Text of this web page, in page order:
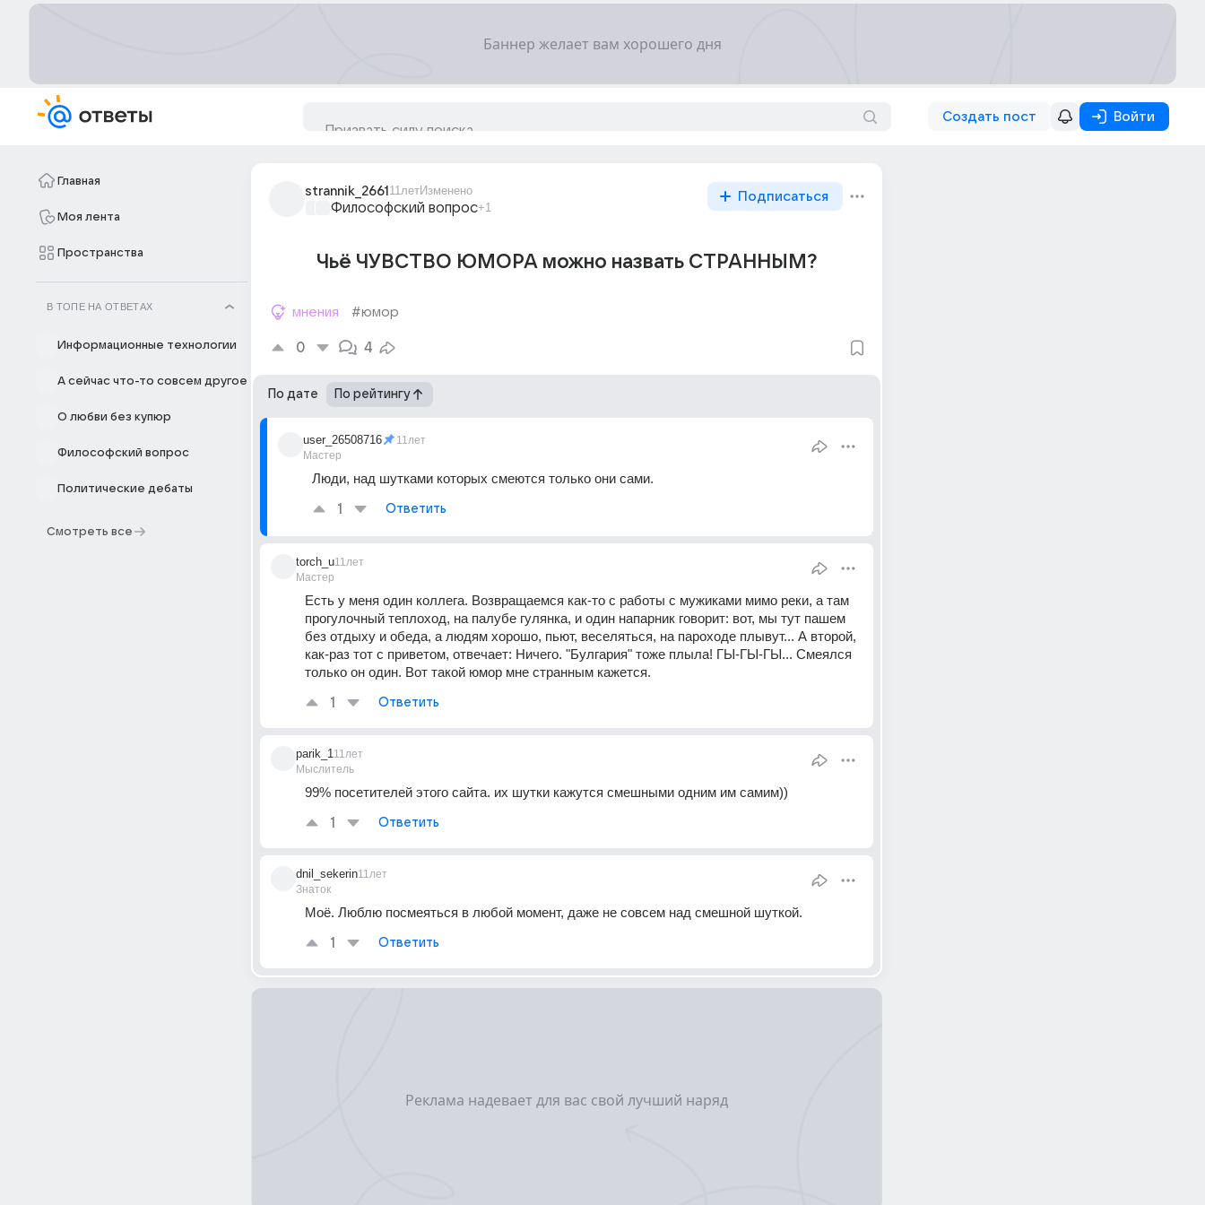
Создать пост Войти
Главная
Моя лента
Пространства
В ТОПЕ НА ОТВЕТАХ
Информационные технологии
А сейчас что-то совсем другое
О любви без купюр
Философский вопрос
Политические дебаты
Смотреть все
strannik_2661 11летИзменено
Философский вопрос+1
Подписаться
Чьё ЧУВСТВО ЮМОРА можно назвать СТРАННЫМ?
мнения #юмор
0 4
По дате По рейтингу
user_26508716
Мастер
11лет
Люди, над шутками которых смеются только они сами.
1 Ответить
torch_u
Мастер
11лет
Есть у меня один коллега. Возвращаемся как-то с работы с мужиками мимо реки, а там
прогулочный теплоход, на палубе гулянка, и один напарник говорит: вот, мы тут пашем
без отдыху и обеда, а людям хорошо, пьют, веселяться, на пароходе плывут... А второй,
как-раз тот с приветом, отвечает: Ничего. "Булгария" тоже плыла! ГЫ-ГЫ-ГЫ... Смеялся
только он один. Вот такой юмор мне странным кажется.
1 Ответить
parik_1
Мыслитель
11лет
99% посетителей этого сайта. их шутки кажутся смешными одним им самим))
1 Ответить
dnil_sekerin
Знаток
11лет
Моё. Люблю посмеяться в любой момент, даже не совсем над смешной шуткой.
1 Ответить